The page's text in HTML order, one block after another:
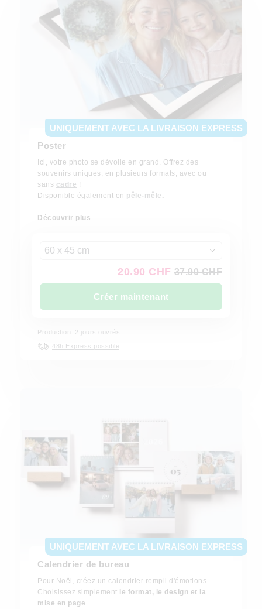
UNIQUEMENT AVEC LA LIVRAISON EXPRESS
Poster
Ici, votre photo se dévoile en grand. Offrez des
souvenirs uniques, en plusieurs formats, avec ou
sans cadre !
Disponible également en pêle-mêle .
Découvrir plus
60 x 45 cm
20.90 CHF 37.90 CHF
Créer maintenant
Production: 2 jours ouvrés
48h Express possible
UNIQUEMENT AVEC LA LIVRAISON EXPRESS
Calendrier de bureau
Pour Noël, créez un calendrier rempli d'émotions.
Choisissez simplement
le format, le design et la
mise en page.